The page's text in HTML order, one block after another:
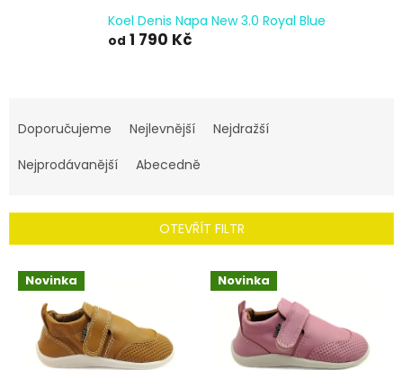
Koel Denis Napa New 3.0 Royal Blue
od 1 790 Kč
a
e
í
r
o
d
Doporučujeme Nejlevnější
Nejdražší
Nejprodávanější
Abecedně
OTEVŘÍT FILTR
V Novinka Novinka